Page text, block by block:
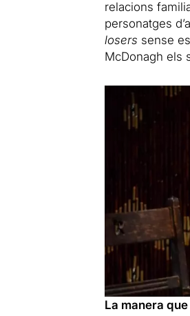
relacions
personatges
losers sense
McDonagh els
La manera